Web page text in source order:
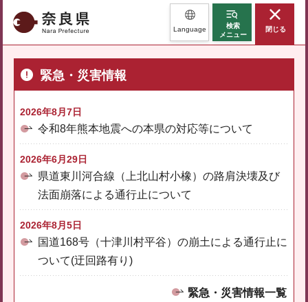
奈良県 Language
検索
メニュー
閉じる
緊急・災害情報
2026年8月7日
令和8年熊本地震への本県の対応等について
2026年6月29日
県道東川河合線（上北山村小橡）の路肩決壊及び
法面崩落による通行止について
2026年8月5日
国道168号（十津川村平谷）の崩土による通行止に
ついて(迂回路有り)
緊急・災害情報一覧